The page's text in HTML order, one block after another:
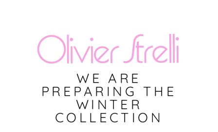
WE ARE
PREPARING THE
WINTER
COLLECTION